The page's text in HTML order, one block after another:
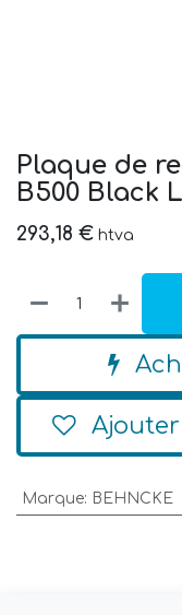
Plaque de
B500 Black
293,18 € htva
Marque: BEHNCKE